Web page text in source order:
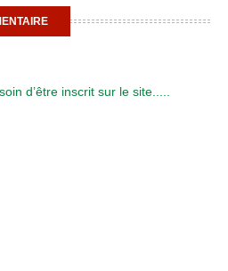
d’être inscrit sur le site.....